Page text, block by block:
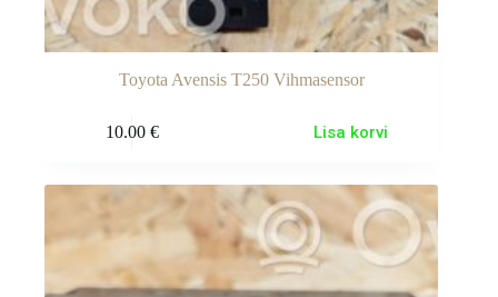
Toyota Avensis T250 Vihmasensor
10.00 € Lisa korvi